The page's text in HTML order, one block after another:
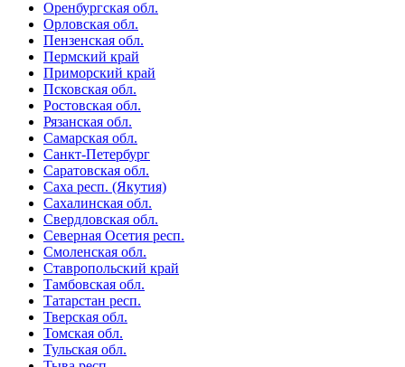
Оренбургская обл.
Орловская обл.
Пензенская обл.
Пермский край
Приморский край
Псковская обл.
Ростовская обл.
Рязанская обл.
Самарская обл.
Санкт-Петербург
Саратовская обл.
Саха респ. (Якутия)
Сахалинская обл.
Свердловская обл.
Северная Осетия респ.
Смоленская обл.
Ставропольский край
Тамбовская обл.
Татарстан респ.
Тверская обл.
Томская обл.
Тульская обл.